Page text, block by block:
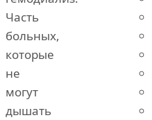
Часть
больных,
которые
не
могут
дышать